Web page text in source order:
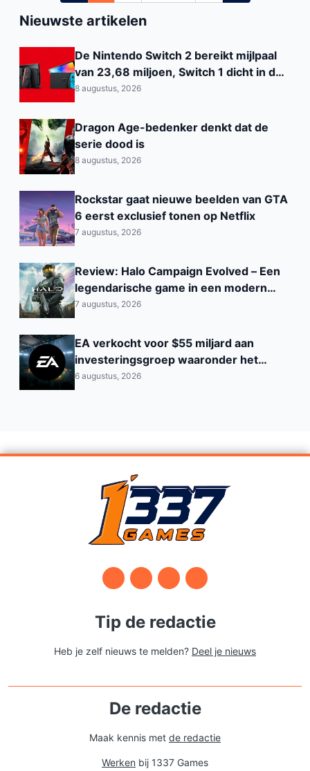
Nieuwste artikelen
De Nintendo Switch 2 bereikt mijlpaal
van 23,68 miljoen, Switch 1 dicht in de
buurt van de PS2
8 augustus, 2026
Dragon Age-bedenker denkt dat de
serie dood is
8 augustus, 2026
Rockstar gaat nieuwe beelden van GTA
6 eerst exclusief tonen op Netflix
7 augustus, 2026
Review: Halo Campaign Evolved – Een
legendarische game in een modern
jasje
7 augustus, 2026
EA verkocht voor $55 miljard aan
investeringsgroep waaronder het
Saoedi‑Arabisch PIF
6 augustus, 2026
Tip de redactie
Heb je zelf nieuws te melden? Deel je nieuws
De redactie
Maak kennis met de redactie
Werken bij 1337 Games